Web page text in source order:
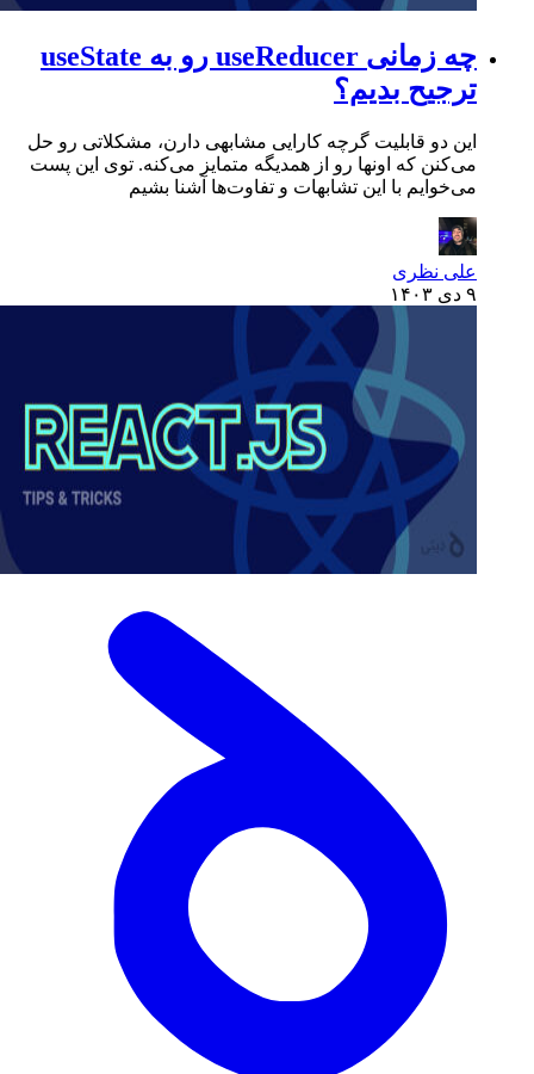
چه زمانی useReducer رو به useState
ترجیح بدیم؟
این دو قابلیت گرچه کارایی مشابهی دارن، مشکلاتی رو حل
می‌کنن که اونها رو از همدیگه متمایز می‌کنه. توی این پست
می‌خوایم با این تشابهات و تفاوت‌ها آشنا بشیم
علی نظری
۹ دی ۱۴۰۳